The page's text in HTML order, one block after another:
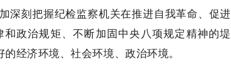
深刻把握纪检监察机关在推进自我革命、促进
政治规矩、不断加固中央八项规定精神的堤
经济环境、社会环境、政治环境。